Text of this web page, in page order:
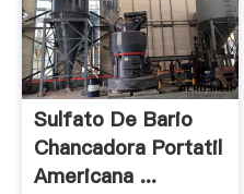
Sulfato De Bario
Chancadora Portatil
Americana ...